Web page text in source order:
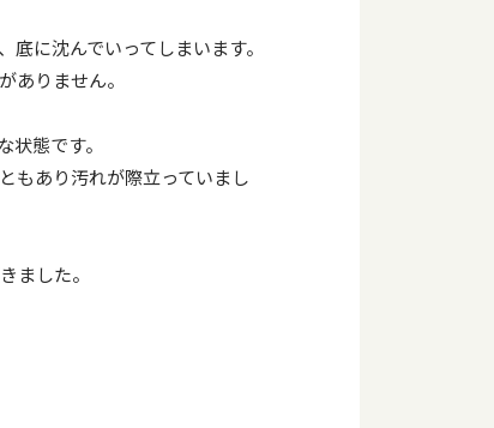
に沈んでいってしまいます。
ありません。
態です。
もあり汚れが際立っていまし
ました。